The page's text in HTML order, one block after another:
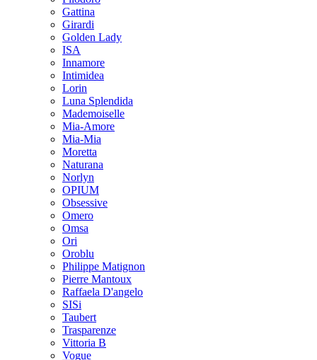
Gattina
Girardi
Golden Lady
ISA
Innamore
Intimidea
Lorin
Luna Splendida
Mademoiselle
Mia-Amore
Mia-Mia
Moretta
Naturana
Norlyn
OPIUM
Obsessive
Omero
Omsa
Ori
Oroblu
Philippe Matignon
Pierre Mantoux
Raffaela D'angelo
SISi
Taubert
Trasparenze
Vittoria B
Vogue